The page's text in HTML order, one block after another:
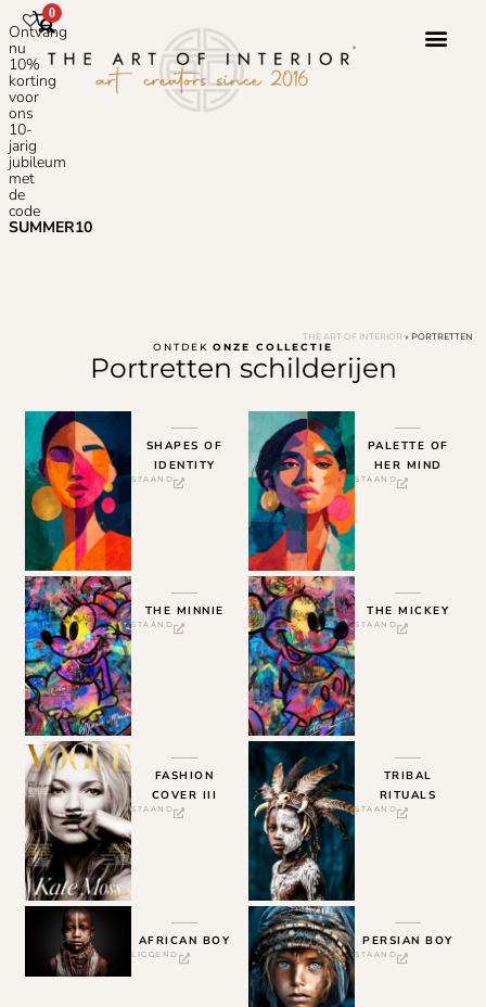
Ontvang
nu
10%
korting
voor
ons
10-
jarig
jubileum
met
de
code
SUMMER10
0
THE ART OF INTERIOR » PORTRETTEN
ONTDEK ONZE COLLECTIE
Portretten schilderijen
SHAPES OF
IDENTITY
STAAND
PALETTE OF
HER MIND
STAAND
THE MINNIE
STAAND
THE MICKEY
STAAND
FASHION
COVER III
STAAND
TRIBAL
RITUALS
STAAND
AFRICAN BOY
LIGGEND
PERSIAN BOY
STAAND